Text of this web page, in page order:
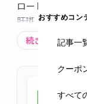
おすすめコン
記事一
クーポ
すべて
ロート製薬グル
肝斑・たるみ・
する美容皮膚ク
自技術で最新機
心して受けられ
ダウンタイム少
続きを読む